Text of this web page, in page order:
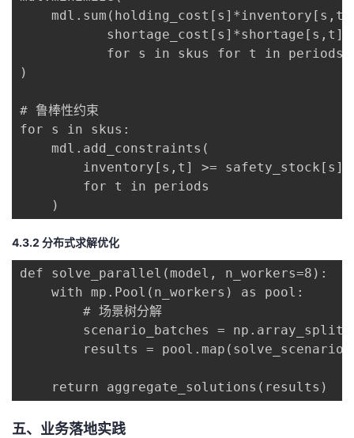
           shortage_cost[s]*shortage[s,t]
           for s in skus for t in periods)
)
# 鲁棒性约束
for s in skus:
    mdl.add_constraints(
inventory[s,t] >= safety_stock[s]
        for t in periods
    )
4.3.2 分布式求解优化
def solve_parallel(model, n_workers=8):
    with mp.Pool(n_workers) as pool:
        # 场景树分解
scenario_batches =
results =
    return aggregate_solutions(results)
五、业务落地实践